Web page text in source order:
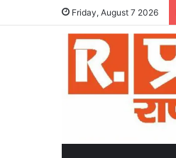
Friday, August 7 2026